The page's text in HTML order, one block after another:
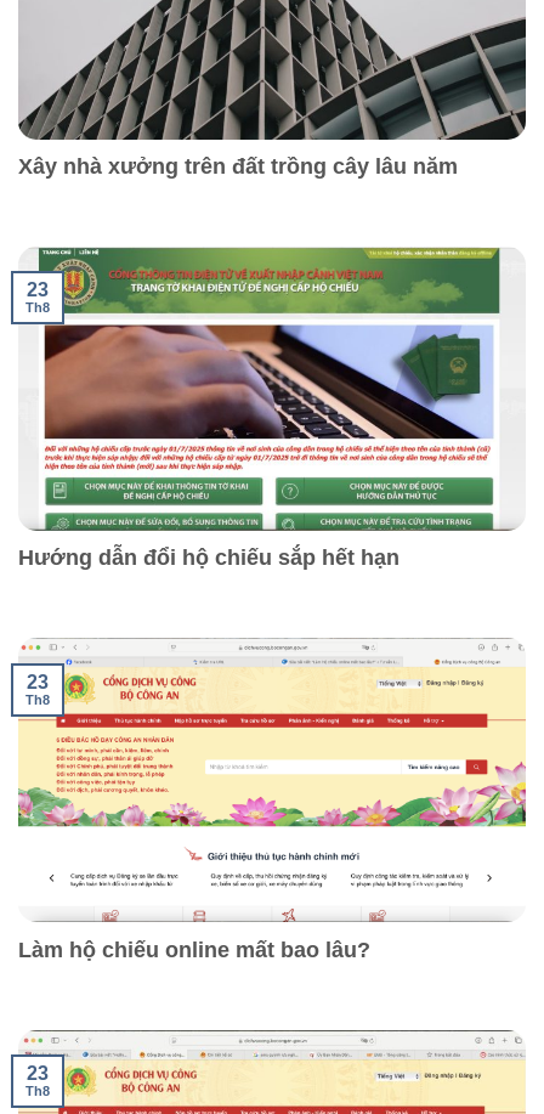
Xây nhà xưởng trên đất trồng cây lâu năm
Hướng dẫn đổi hộ chiếu sắp hết hạn
23
Th8
Làm hộ chiếu online mất bao lâu?
23
Th8
23
Th8